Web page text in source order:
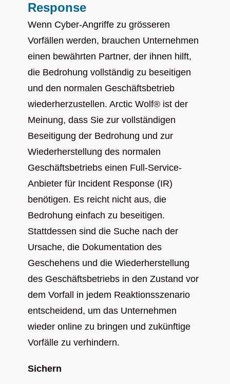
Response
Wenn Cyber-Angriffe zu grösseren
Vorfällen werden, brauchen Unternehmen
einen bewährten Partner, der ihnen hilft,
die Bedrohung vollständig zu beseitigen
und den normalen Geschäftsbetrieb
wiederherzustellen. Arctic Wolf® ist der
Meinung, dass Sie zur vollständigen
Beseitigung der Bedrohung und zur
Wiederherstellung des normalen
Geschäftsbetriebs einen Full-Service-
Anbieter für Incident Response (IR)
benötigen. Es reicht nicht aus, die
Bedrohung einfach zu beseitigen.
Stattdessen sind die Suche nach der
Ursache, die Dokumentation des
Geschehens und die Wiederherstellung
des Geschäftsbetriebs in den Zustand vor
dem Vorfall in jedem Reaktionsszenario
entscheidend, um das Unternehmen
wieder online zu bringen und zukünftige
Vorfälle zu verhindern.
Sichern